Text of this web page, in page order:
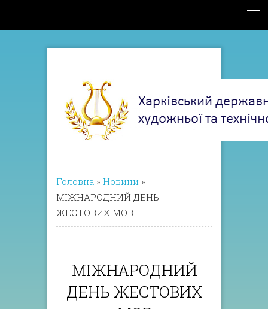
Головна » Новини »
МІЖНАРОДНИЙ ДЕНЬ
ЖЕСТОВИХ МОВ
МІЖНАРОДНИЙ
ДЕНЬ ЖЕСТОВИХ